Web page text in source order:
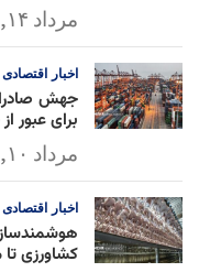
مرداد ۱۴, ۱۴۰۵
اخبار اقتصادی
جهش
برای عبور
مرداد ۱۰, ۱۴۰۵
اخبار اقتصادی
کشاورزی تا